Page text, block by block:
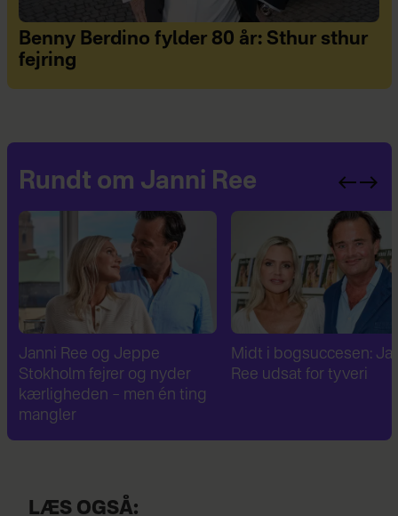
Benny Berdino fylder 80 år: Sthur sthur
fejring
Rundt om Janni Ree
Janni Ree og Jeppe
Stokholm fejrer og nyder
kærligheden – men én ting
mangler
Midt i bogsuccesen:
Ree udsat for tyveri
LÆS OGSÅ: